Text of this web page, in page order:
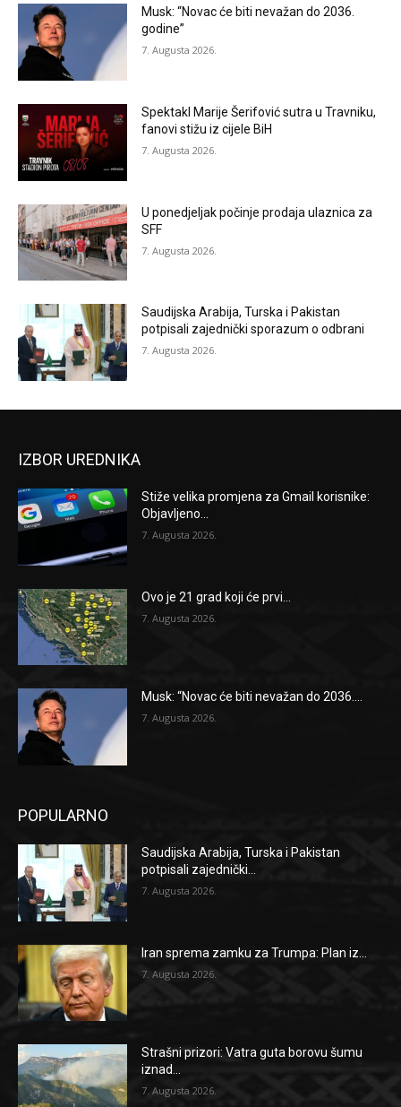
Musk: “Novac će biti nevažan do 2036.
godine”
7. Augusta 2026.
Spektakl Marije Šerifović sutra u Travniku,
fanovi stižu iz cijele BiH
7. Augusta 2026.
U ponedjeljak počinje prodaja ulaznica za
SFF
7. Augusta 2026.
Saudijska Arabija, Turska i Pakistan
potpisali zajednički sporazum o odbrani
7. Augusta 2026.
IZBOR UREDNIKA
Stiže velika promjena za Gmail korisnike:
Objavljeno...
7. Augusta 2026.
Ovo je 21 grad koji će prvi...
7. Augusta 2026.
Musk: “Novac će biti nevažan do 2036....
7. Augusta 2026.
POPULARNO
Saudijska Arabija, Turska i Pakistan
potpisali zajednički...
7. Augusta 2026.
Iran sprema zamku za Trumpa: Plan iz...
7. Augusta 2026.
Strašni prizori: Vatra guta borovu šumu
iznad...
7. Augusta 2026.